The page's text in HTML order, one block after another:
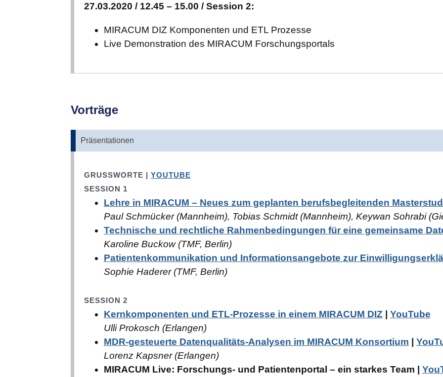
27.03.2020 / 12.45 – 15.00 / Session 2:
MIRACUM DIZ Komponenten und ETL Prozesse
Live Demonstration des MIRACUM Forschungsportals
Vorträge
Präsentationen
GRUSSWORTE | YOUTUBE
SESSION 1
Lehre in MIRACUM – Neues zum geplanten berufsbegleitenden
Paul Schmücker (Mannheim), Tobias Schmidt (Mannheim), Keywan Sohrabi
Technische und rechtliche Rahmenbedingungen für eine gemeinsame
Karoline Buckow (TMF, Berlin)
Patientenkommunikation und Informationsangebote zur
Sophie Haderer (TMF, Berlin)
SESSION 2
Kernkomponenten und ETL-Prozesse in einem MIRACUM DIZ
YouTube
Ulli Prokosch (Erlangen)
MDR-gesteuerte Datenqualitäts-Analysen im MIRACUM Konsortium
Lorenz Kapsner (Erlangen)
MIRACUM Live: Forschungs- und Patientenportal – ein starkes Team |